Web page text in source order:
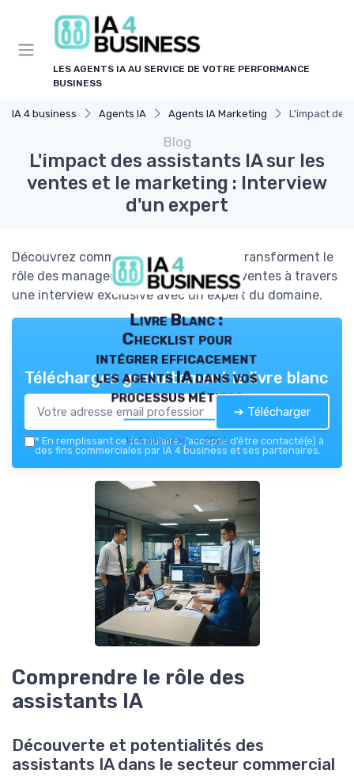
LES AGENTS IA AU SERVICE DE VOTRE PERFORMANCE
BUSINESS
IA 4 business Agents IA Agents IA Marketing L'impact des
Blog
L'impact des assistants IA sur les
ventes et le marketing : Interview
d'un expert
Découvrez comment les assistants IA transforment le
rôle des managers en marketing et en ventes à travers
une interview exclusive avec un expert du domaine.
Livre Blanc :
Checklist pour
intégrer efficacement
les agents IA dans vos
processus métiers
IA 4 business — 2026
Téléchargez gratuitement le livre blanc
➔ Télécharger
* En remplissant ce formulaire, j’accepte d’être contacté(e) à
des fins commerciales par IA 4 business et ses partenaires.
Comprendre le rôle des
assistants IA
Découverte et potentialités des
assistants IA dans le secteur commercial